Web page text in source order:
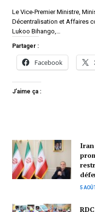
Le Vice-Premier Ministre,
Décentralisation et Affaires
Lukoo Bihango,…
Partager :
Facebook
J’aime ça :
Iran
5